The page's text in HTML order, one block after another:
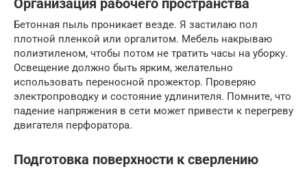
Организация рабочего пространства
Бетонная пыль проникает везде. Я застилаю пол
плотной пленкой или оргалитом. Мебель накрываю
полиэтиленом, чтобы потом не тратить часы на уборку.
Освещение должно быть ярким, желательно
использовать переносной прожектор. Проверяю
электропроводку и состояние удлинителя. Помните, что
падение напряжения в сети может привести к перегреву
двигателя перфоратора.
Подготовка поверхности к сверлению